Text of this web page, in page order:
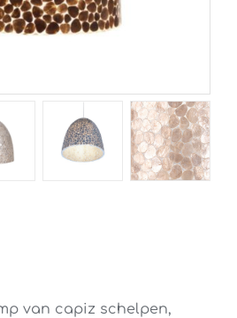
van capiz schelpen,